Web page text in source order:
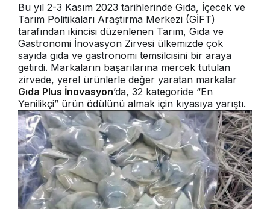
Bu yıl 2-3 Kasım 2023 tarihlerinde Gıda, İçecek ve
Tarım Politikaları Araştırma Merkezi (GİFT)
tarafından ikincisi düzenlenen Tarım, Gıda ve
Gastronomi İnovasyon Zirvesi ülkemizde çok
sayıda gıda ve gastronomi temsilcisini bir araya
getirdi. Markaların başarılarına mercek tutulan
zirvede, yerel ürünlerle değer yaratan markalar
Gıda Plus İnovasyon’da, 32 kategoride “En
Yenilikçi” ürün ödülünü almak için kıyasıya yarıştı.